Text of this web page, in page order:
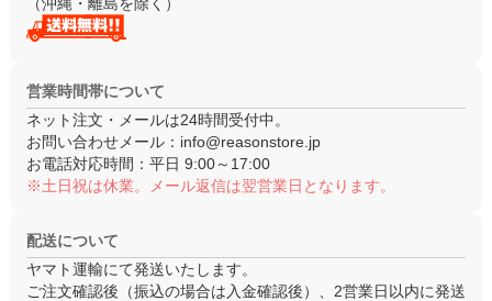
営業時間帯について
ネット注文・メールは24時間受付中。
お問い合わせメール： info@reasonstore.jp
お電話対応時間： 平日 9:00～17:00
※土日祝は休業。メール返信は翌営業日となります。
配送について
ヤマト運輸にて発送いたします。
ご注文確認後（振込の場合は入金確認後）、 2営業日以内に発送